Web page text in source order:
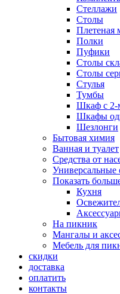
Стеллажи
Столы
Плетеная
Полки
Пуфики
Столы
Столы
Стулья
Тумбы
Шкаф с 2-
Шкафы
Шезлонги
Бытовая химия
Ванная и туалет
Средства от
Универсальные
Показать
Кухня
На пикник
Мангалы и
Мебель для
скидки
доставка
оплатить
контакты